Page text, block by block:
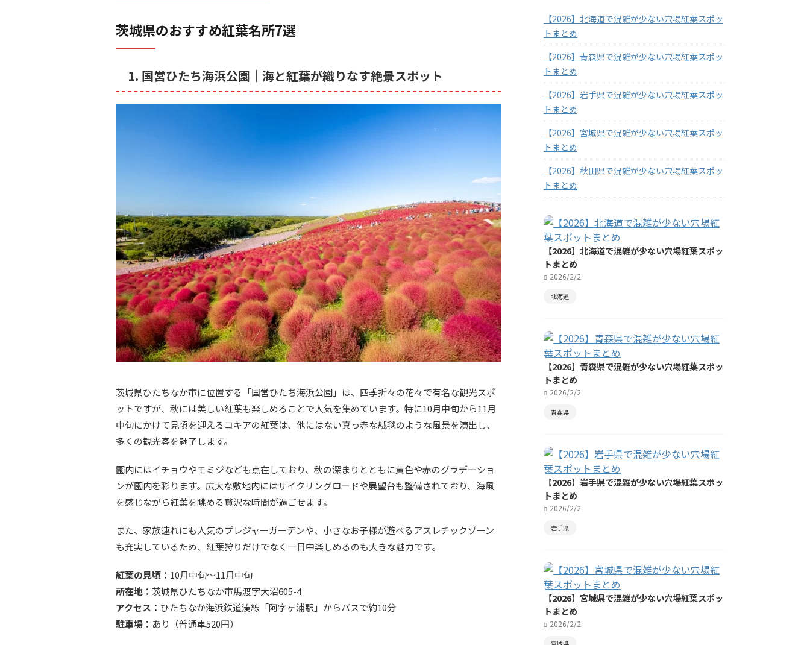
茨城県のおすすめ紅葉名所7選
1. 国営ひたち海浜公園｜海と紅葉が織りなす絶景スポット
茨城県ひたちなか市に位置する「国営ひたち海浜公園」は、四季折々の花々で有名な観光スポ
ットですが、秋には美しい紅葉も楽しめることで人気を集めています。特に10月中旬から11月
中旬にかけて見頃を迎えるコキアの紅葉は、他にはない真っ赤な絨毯のような風景を演出し、
多くの観光客を魅了します。
園内にはイチョウやモミジなども点在しており、秋の深まりとともに黄色や赤のグラデーショ
ンが園内を彩ります。広大な敷地内にはサイクリングロードや展望台も整備されており、海風
を感じながら紅葉を眺める贅沢な時間が過ごせます。
また、家族連れにも人気のプレジャーガーデンや、小さなお子様が遊べるアスレチックゾーン
も充実しているため、紅葉狩りだけでなく一日中楽しめるのも大きな魅力です。
紅葉の見頃： 10月中旬〜11月中旬
所在地： 茨城県ひたちなか市馬渡字大沼605-4
アクセス： ひたちなか海浜鉄道湊線「阿字ヶ浦駅」からバスで約10分
駐車場： あり（普通車520円）
【2026】北海道で混雑が少ない穴場紅葉スポッ
トまとめ
【2026】青森県で混雑が少ない穴場紅葉スポッ
トまとめ
【2026】岩手県で混雑が少ない穴場紅葉スポッ
トまとめ
【2026】宮城県で混雑が少ない穴場紅葉スポッ
トまとめ
【2026】秋田県で混雑が少ない穴場紅葉スポッ
トまとめ
【2026】北海道で混雑が少ない穴場紅葉スポッ
トまとめ
2026/2/2
北海道
【2026】青森県で混雑が少ない穴場紅葉スポッ
トまとめ
2026/2/2
青森県
【2026】岩手県で混雑が少ない穴場紅葉スポッ
トまとめ
2026/2/2
岩手県
【2026】宮城県で混雑が少ない穴場紅葉スポッ
トまとめ
2026/2/2